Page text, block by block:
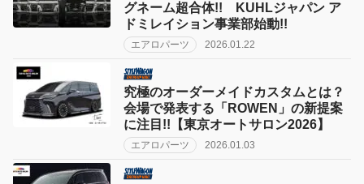
グネーム超合体!! KUHLジャパン ア
ドミレイション事業部始動!!
エアロパーツ 2026.01.22
究極のオーダーメイドカスタムとは？
会場で発表する「ROWEN」の新提案
に注目!!【東京オートサロン2026】
エアロパーツ 2026.01.03